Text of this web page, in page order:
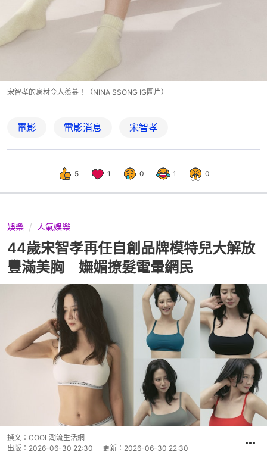
宋智孝的身材令人羨慕！（NINA SSONG IG圖片）
電影 電影消息 宋智孝
5 1 0 1 0
娛樂 人氣娛樂
44歲宋智孝再任自創品牌模特兒大解放
豐滿美胸 嫵媚撩髮電暈網民
撰文： COOL潮流生活網
出版： 2026-06-30 22:30 更新： 2026-06-30 22:30